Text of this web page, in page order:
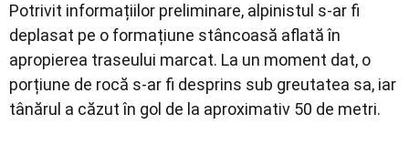
Potrivit informațiilor preliminare, alpinistul s-ar fi
deplasat pe o formațiune stâncoasă aflată în
apropierea traseului marcat. La un moment dat, o
porțiune de rocă s-ar fi desprins sub greutatea sa, iar
tânărul a căzut în gol de la aproximativ 50 de metri.